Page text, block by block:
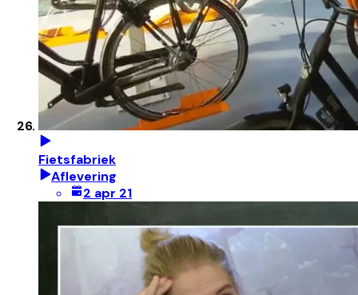
Fietsfabriek
Aflevering
2 apr 21